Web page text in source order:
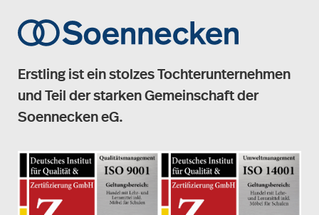
Erstling ist ein stolzes Tochterunternehmen
und Teil der starken Gemeinschaft der
Soennecken eG.